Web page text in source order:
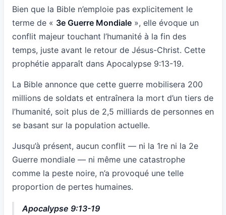
Bien que la Bible n’emploie pas explicitement le
terme de « 3e Guerre Mondiale », elle évoque un
conflit majeur touchant l’humanité à la fin des
temps, juste avant le retour de Jésus-Christ. Cette
prophétie apparaît dans Apocalypse 9:13-19.
La Bible annonce que cette guerre mobilisera 200
millions de soldats et entraînera la mort d’un tiers de
l’humanité, soit plus de 2,5 milliards de personnes en
se basant sur la population actuelle.
Jusqu’à présent, aucun conflit — ni la 1re ni la 2e
Guerre mondiale — ni même une catastrophe
comme la peste noire, n’a provoqué une telle
proportion de pertes humaines.
Apocalypse 9:13-19